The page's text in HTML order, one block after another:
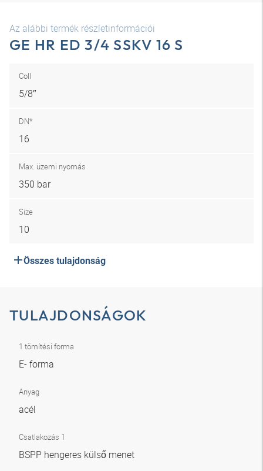
Az alábbi termék részletinformációi
GE HR ED 3/4 SSKV 16 S
Coll
5/8″
DN*
16
Max. üzemi nyomás
350 bar
Size
10
Összes tulajdonság
TULAJDONSÁGOK
1 tömítési forma
E- forma
Anyag
acél
Csatlakozás 1
BSPP hengeres külső menet